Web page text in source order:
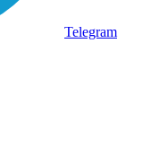
Telegram